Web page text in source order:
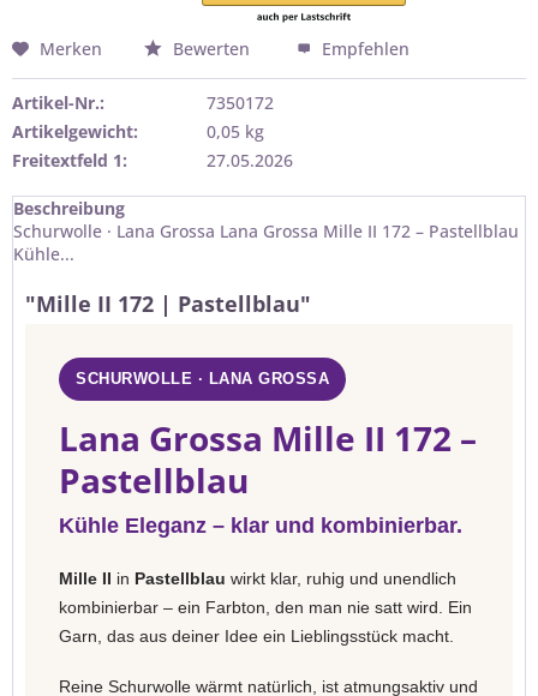
Merken Bewerten Empfehlen
Artikel-Nr.:
7350172
Artikelgewicht:
0,05 kg
Freitextfeld 1:
27.05.2026
Beschreibung
Schurwolle · Lana Grossa Lana Grossa Mille II 172 – Pastellblau
Kühle...
"Mille II 172 | Pastellblau"
SCHURWOLLE · LANA GROSSA
Lana Grossa Mille II 172 –
Pastellblau
Kühle Eleganz – klar und kombinierbar.
Mille II in Pastellblau wirkt klar, ruhig und unendlich
kombinierbar – ein Farbton, den man nie satt wird. Ein
Garn, das aus deiner Idee ein Lieblingsstück macht.
Reine Schurwolle wärmt natürlich, ist atmungsaktiv und